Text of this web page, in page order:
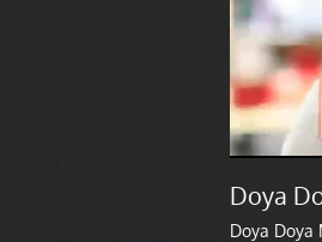
Doya
Doya Doya